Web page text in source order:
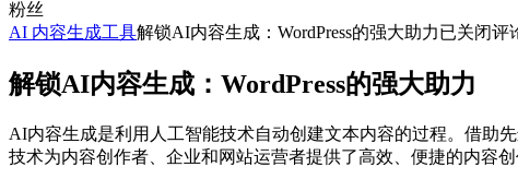
粉丝
AI 内容生成工具解锁AI内容生成：WordPress的强大助力已关闭评
解锁AI内容生成：WordPress的强大助力
AI内容生成是利用人工智能技术自动创建文本内容的过程。借助
技术为内容创作者、企业和网站运营者提供了高效、便捷的内容